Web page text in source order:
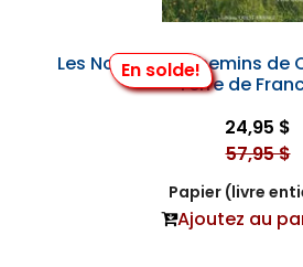
En solde!
Les Nouveaux Chemins de
Terre de
24,95 $
57,95 $
Papier (livre
Ajoutez au